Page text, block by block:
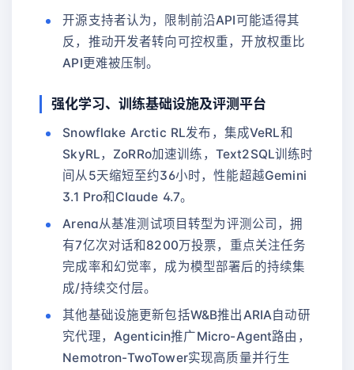
开源支持者认为，限制前沿API可能适得其
反，推动开发者转向可控权重，开放权重比
API更难被压制。
强化学习、训练基础设施及评测平台
Snowflake Arctic RL发布，集成VeRL和
SkyRL，ZoRRo加速训练，Text2SQL训练时
间从5天缩短至约36小时，性能超越Gemini
3.1 Pro和Claude 4.7。
Arena从基准测试项目转型为评测公司，拥
有7亿次对话和8200万投票，重点关注任务
完成率和幻觉率，成为模型部署后的持续集
成/持续交付层。
其他基础设施更新包括W&B推出ARIA自动研
究代理，Agenticin推广Micro-Agent路由，
Nemotron-TwoTower实现高质量并行生